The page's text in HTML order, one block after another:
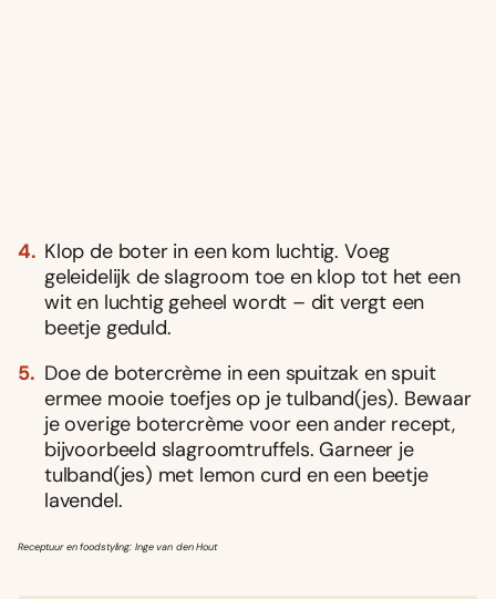
Klop de boter in een kom luchtig. Voeg
geleidelijk de slagroom toe en klop tot het een
wit en luchtig geheel wordt – dit vergt een
beetje geduld.
Doe de botercrème in een spuitzak en spuit
ermee mooie toefjes op je tulband(jes). Bewaar
je overige botercrème voor een ander recept,
bijvoorbeeld slagroomtruffels. Garneer je
tulband(jes) met lemon curd en een beetje
lavendel.
Receptuur en foodstyling: Inge van den Hout